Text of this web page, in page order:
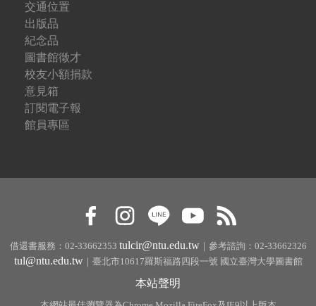
交通位置
出版品
紀念品
圖書館徵才
校友小額捐款
意見箱
訂閱電子報
館員專區
借還書服務：02-33662353 tulcir@ntu.edu.tw｜參考諮詢：02-33662326
tul@ntu.edu.tw｜臺北市10617羅斯福路四段一號 國立臺灣大學圖書館
本站聲明